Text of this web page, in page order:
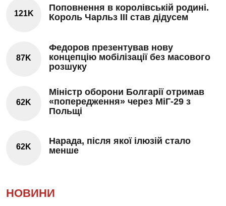
121K
Поповнення в королівській родині.
Король Чарльз III став дідусем
87K
Федоров презентував нову
концепцію мобілізації без масового
розшуку
62K
Міністр оборони Болгарії отримав
«попередження» через МіГ-29 з
Польщі
62K
Нарада, після якої ілюзій стало
менше
НОВИНИ